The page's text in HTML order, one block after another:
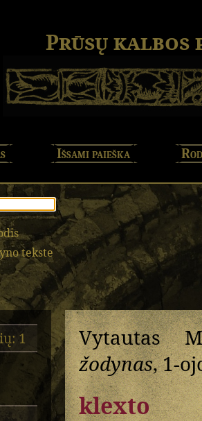
Prūsų kalbos
Išsami paieška
tekste
1
Vytautas
žodynas, 1-
klexto